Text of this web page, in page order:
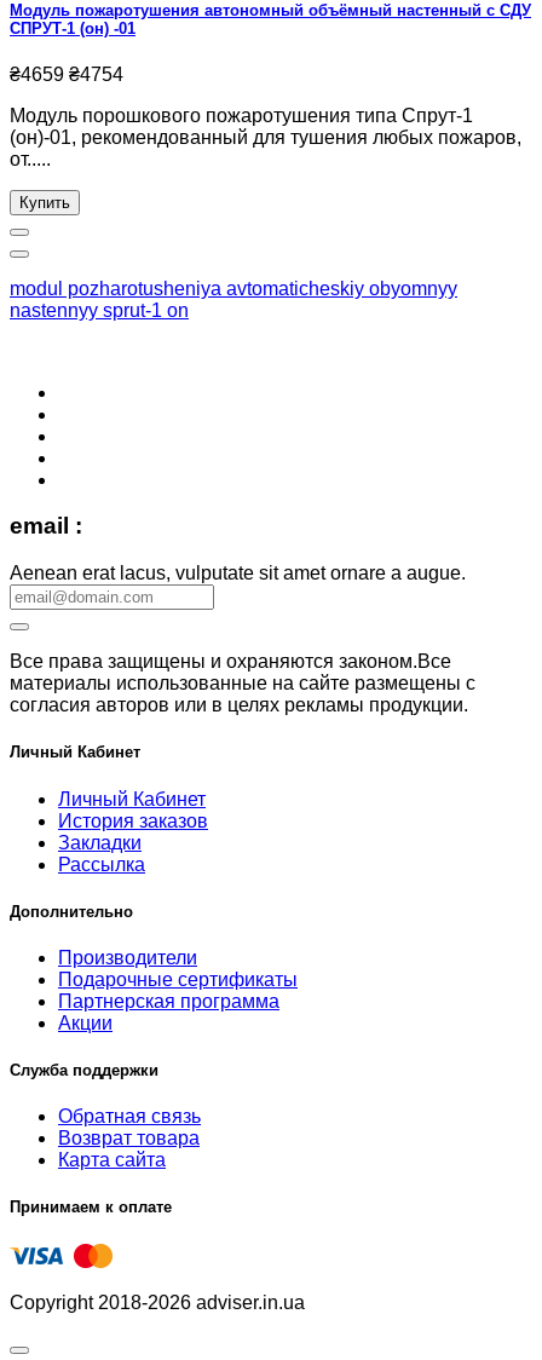
Модуль пожаротушения автономный объёмный настенный с СДУ
СПРУТ-1 (он) -01
₴4659 ₴4754
Модуль порошкового пожаротушения типа Спрут-1
(он)-01, рекомендованный для тушения любых пожаров,
от.....
Купить
modul pozharotusheniya avtomaticheskiy obyomnyy
nastennyy sprut-1 on
email :
Aenean erat lacus, vulputate sit amet ornare a augue.
Все права защищены и охраняются законом.Все
материалы использованные на сайте размещены с
согласия авторов или в целях рекламы продукции.
Личный Кабинет
Личный Кабинет
История заказов
Закладки
Рассылка
Дополнительно
Производители
Подарочные сертификаты
Партнерская программа
Акции
Служба поддержки
Обратная связь
Возврат товара
Карта сайта
Принимаем к оплате
Copyright 2018-2026 adviser.in.ua